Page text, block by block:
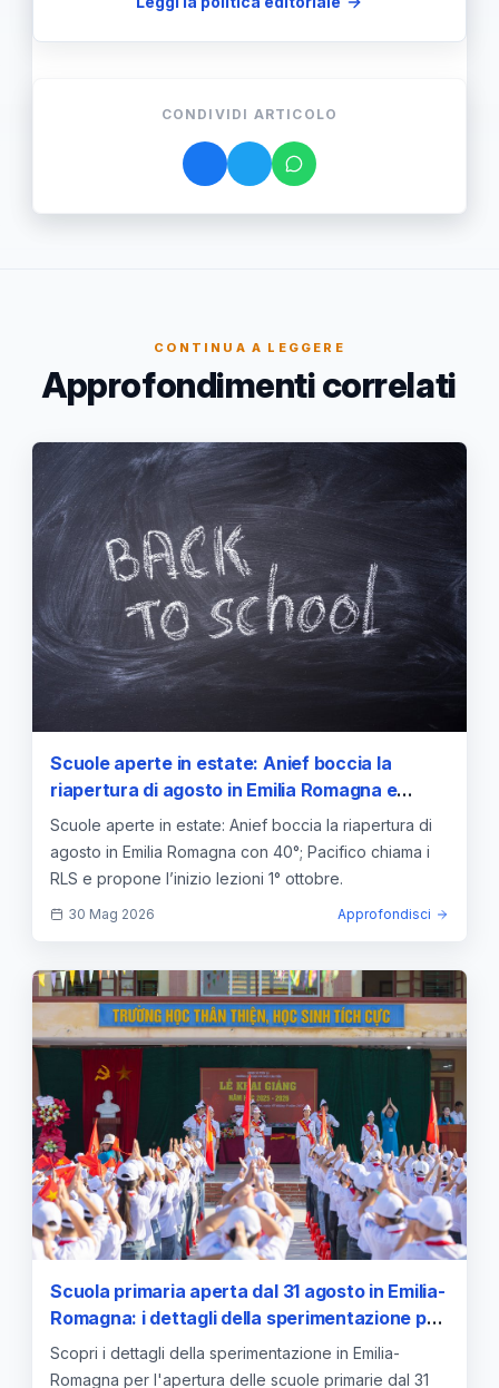
CONDIVIDI ARTICOLO
CONTINUA A LEGGERE
Approfondimenti correlati
Scuole aperte in estate: Anief boccia la
riapertura di agosto in Emilia Romagna e
propone l’inizio delle lezioni al 1° ottobre
Scuole aperte in estate: Anief boccia la riapertura di
agosto in Emilia Romagna con 40°; Pacifico chiama i
RLS e propone l’inizio lezioni 1° ottobre.
30 Mag 2026 Approfondisci
Scuola primaria aperta dal 31 agosto in Emilia-
Romagna: i dettagli della sperimentazione per
il 2026
Scopri i dettagli della sperimentazione in Emilia-
Romagna per l'apertura delle scuole primarie dal 31